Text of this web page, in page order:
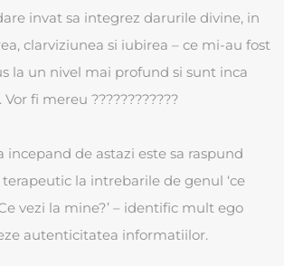
invat sa integrez darurile divine, in
clarviziunea si iubirea – ce mi-au fost
la un nivel mai profund si sunt inca
fi mereu ????????????
incepand de astazi este sa raspund
la intrebarile de genul ‘ce
vezi la mine?’ – identific mult ego
autenticitatea informatiilor.